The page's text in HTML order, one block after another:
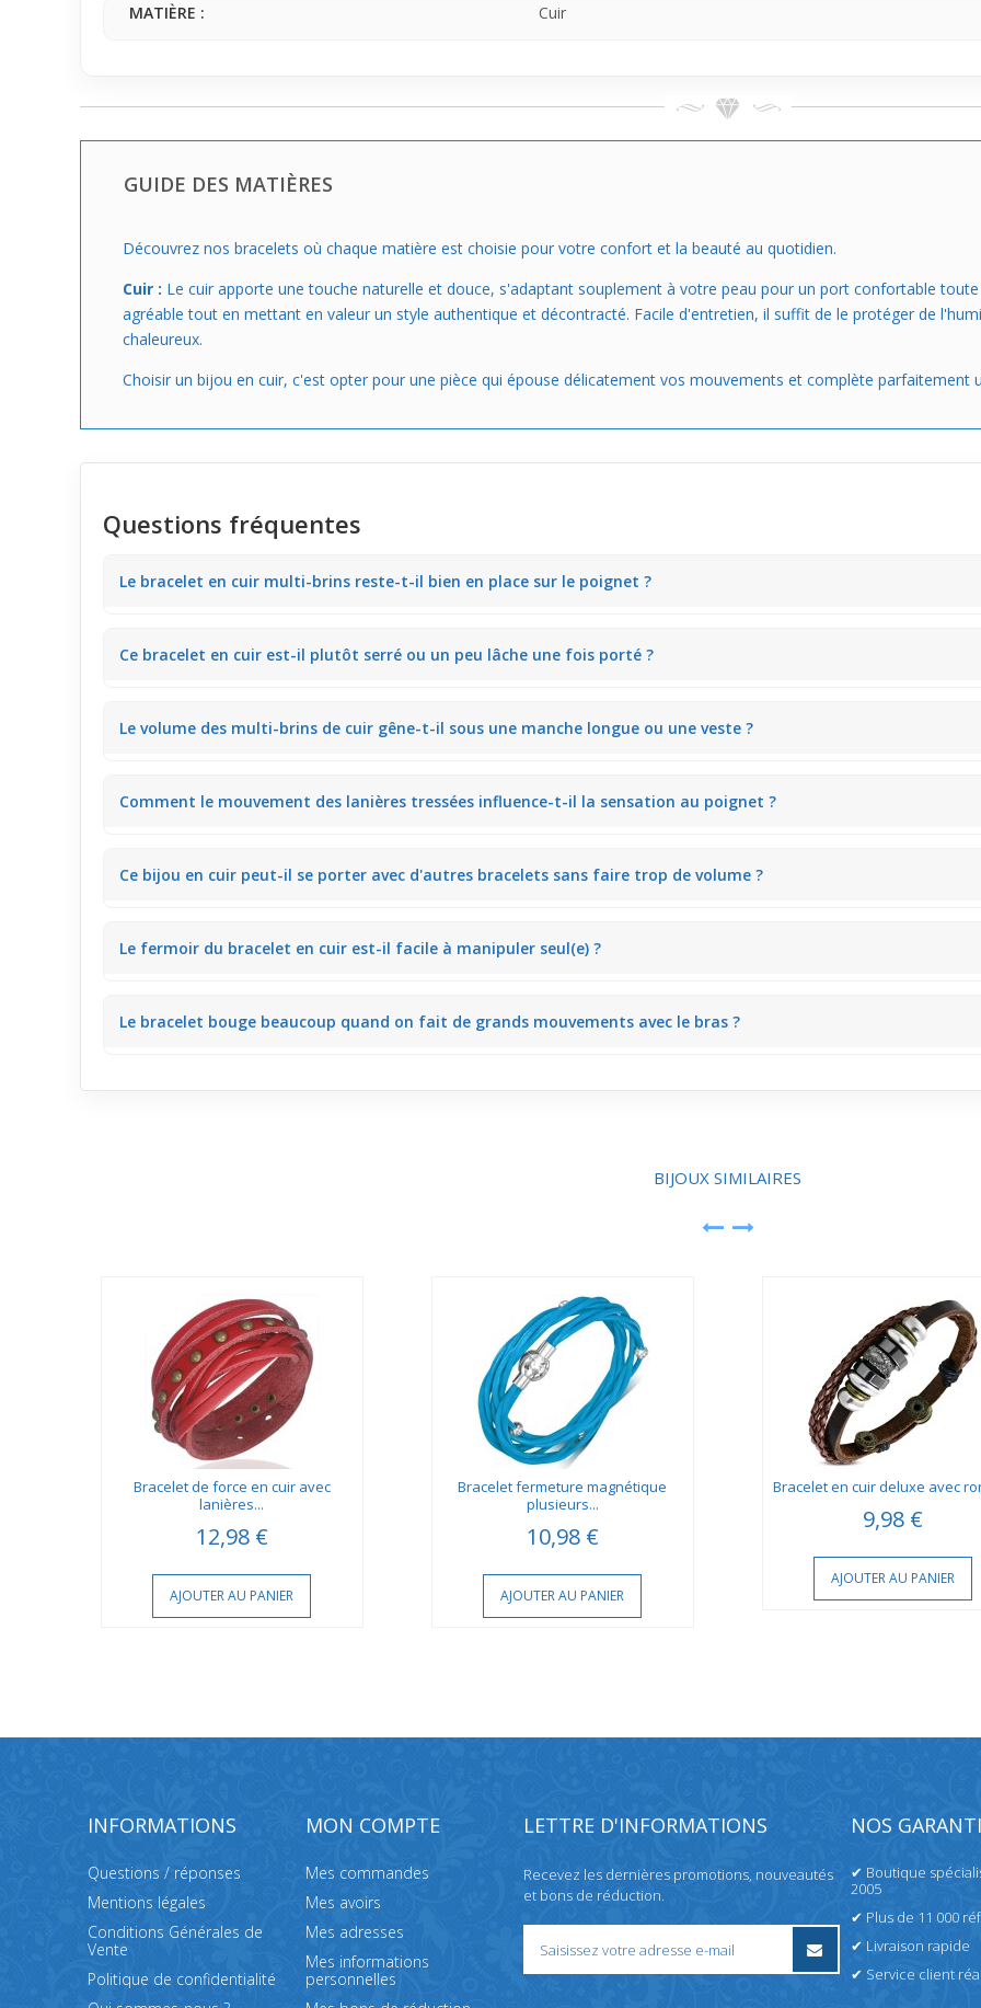
MATIÈRE : Cuir
GUIDE DES MATIÈRES
Découvrez nos bracelets où chaque matière est choisie pour votre confort et la beauté au quotidien.
Cuir : Le cuir apporte une touche naturelle et douce, s'adaptant souplement à votre peau pour un port confortable
agréable tout en mettant en valeur un style authentique et décontracté. Facile d'entretien, il suffit de le protéger de
chaleureux.
Choisir un bijou en cuir, c'est opter pour une pièce qui épouse délicatement vos mouvements et complète parfaitement
Questions fréquentes
Le bracelet en cuir multi-brins reste-t-il bien en place sur le poignet ?
sans qu’il glisse trop.
Ce bracelet en cuir est-il plutôt serré ou un peu lâche une fois porté ?
Le volume des multi-brins de cuir gêne-t-il sous une manche longue ou une veste ?
tiraillement.
Comment le mouvement des lanières tressées influence-t-il la sensation au poignet ?
figée.
Ce bijou en cuir peut-il se porter avec d'autres bracelets sans faire trop de volume ?
poignet.
Le fermoir du bracelet en cuir est-il facile à manipuler seul(e) ?
Le bracelet bouge beaucoup quand on fait de grands mouvements avec le bras ?
quotidiennes.
BIJOUX SIMILAIRES
Bracelet de force en cuir avec
lanières...
12,98 €
AJOUTER AU PANIER
Bracelet fermeture magnétique
plusieurs...
10,98 €
AJOUTER AU PANIER
Bracelet en cuir deluxe avec
9,98 €
AJOUTER AU PANIER
INFORMATIONS
Questions / réponses
Mentions légales
Conditions Générales de
Vente
Politique de confidentialité
MON COMPTE
Mes commandes
Mes avoirs
Mes adresses
Mes informations
personnelles
LETTRE D'INFORMATIONS
Recevez les dernières promotions, nouveautés
et bons de réduction.
NOS
✔ Boutique
2005
✔ Plus de 11 000
✔ Livraison rapide
✔ Service client